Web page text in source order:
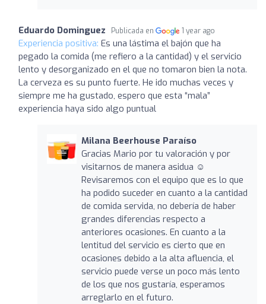
Eduardo Dominguez Publicada en 1 year ago
Experiencia positiva: Es una lástima el bajón que ha
pegado la comida (me refiero a la cantidad) y el servicio
lento y desorganizado en el que no tomaron bien la nota.
La cerveza es su punto fuerte. He ido muchas veces y
siempre me ha gustado, espero que esta “mala”
experiencia haya sido algo puntual
Milana Beerhouse Paraíso
Gracias Mario por tu valoración y por
visitarnos de manera asidua ☺️
Revisaremos con el equipo que es lo que
ha podido suceder en cuanto a la cantidad
de comida servida, no debería de haber
grandes diferencias respecto a
anteriores ocasiones. En cuanto a la
lentitud del servicio es cierto que en
ocasiones debido a la alta afluencia, el
servicio puede verse un poco más lento
de los que nos gustaría, esperamos
arreglarlo en el futuro.